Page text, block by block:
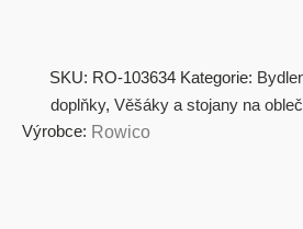
SKU: RO-103634 Kategorie:
doplňky, Věšáky a stojany na
Výrobce: Rowico